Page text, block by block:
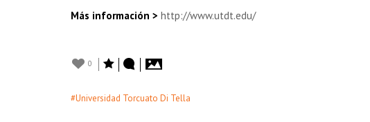
Más información > http://www.utdt.edu/
0
#Universidad Torcuato Di Tella